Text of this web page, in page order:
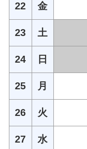
22 金
23 土
24 日
25 月
26 火
27 水